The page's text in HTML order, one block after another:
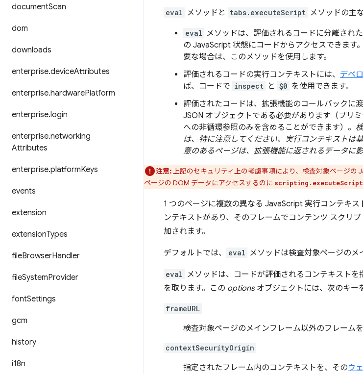
documentScan
dom
downloads
enterprise.deviceAttributes
enterprise.hardwarePlatform
enterprise.login
enterprise.networking
Attributes
enterprise.platformKeys
events
extension
extensionTypes
fileBrowserHandler
fileSystemProvider
fontSettings
gcm
history
i18n
eval メソッドと tabs.executeScript メソッドの主
eval メソッドは、評価されるコードに分離され
の JavaScript 状態にコードからアクセスできま
要な場合は、このメソッドを使用します。
評価されるコードの実行コンテキストには、 デベ
ば、コードで inspect と $0 を使用できます。
評価されたコードは、拡張機能のコールバックに
JSON オブジェクトである必要があります（プリ
への非循環参照のみを含めることができます）。
は、特に注意してください。実行コンテキストは
意のあるページは、拡張機能に返されるデータに
注意:上記のセキュリティ上の考慮事項により、検査対象ページ
ページの DOM データにアクセスするのに scripting.executeScript
1 つのページに複数の異なる JavaScript 実行コンテキ
ンテキストがあり、そのフレームでコンテンツ スクリ
加されます。
デフォルトでは、 eval メソッドは検査対象ページのメ
eval メソッドは、コードが評価されるコンテキスト
を取ります。この optionsオブジェクトには、次のキー
frameURL
検査対象ページのメインフレーム以外のフレーム
contextSecurityOrigin
指定されたフレーム内のコンテキストを、そのウ